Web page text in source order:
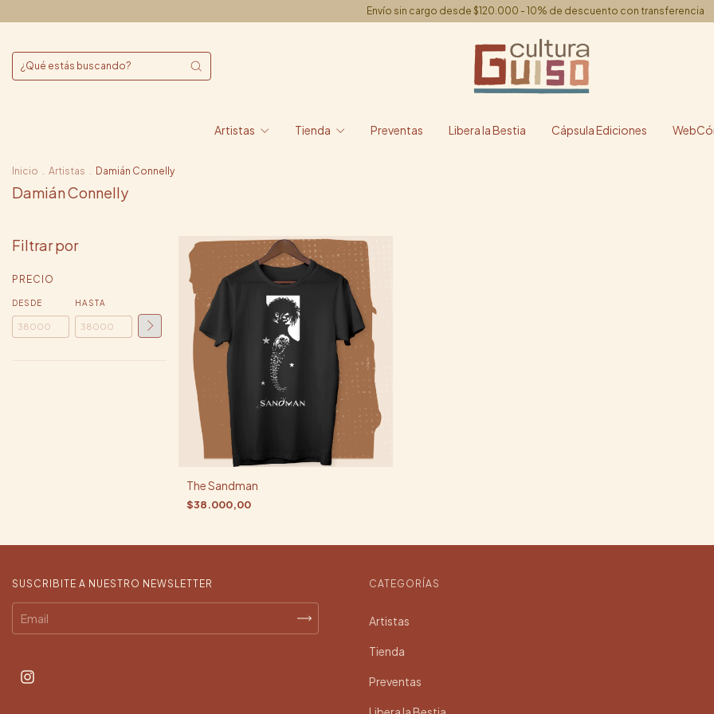
Envío sin cargo desde $120.000 - 10% de descuento con transferencia
Artistas Tienda Preventas Libera la Bestia Cápsula Ediciones
Inicio . Artistas . Damián Connelly
Damián Connelly
Filtrar por
PRECIO
DESDE HASTA
The Sandman
$38.000,00
SUSCRIBITE A NUESTRO NEWSLETTER CATEGORÍAS
Artistas
Tienda
Preventas